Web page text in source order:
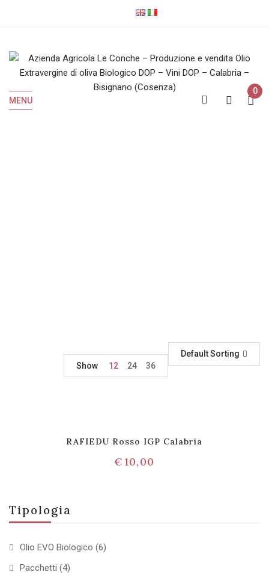
MENU
0
Tipologia
Olio EVO Biologico (6)
Pacchetti (4)
Default Sorting
Show
12 24 36
RAFIEDU Rosso IGP Calabria
€10,00